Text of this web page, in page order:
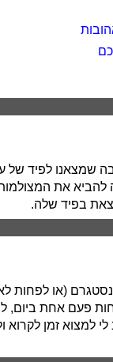
שמצאנו לפיד של
את המצולמות
בפיד שלה.
(או לפחות
פעם אחת ביום,
זמן לקרוא